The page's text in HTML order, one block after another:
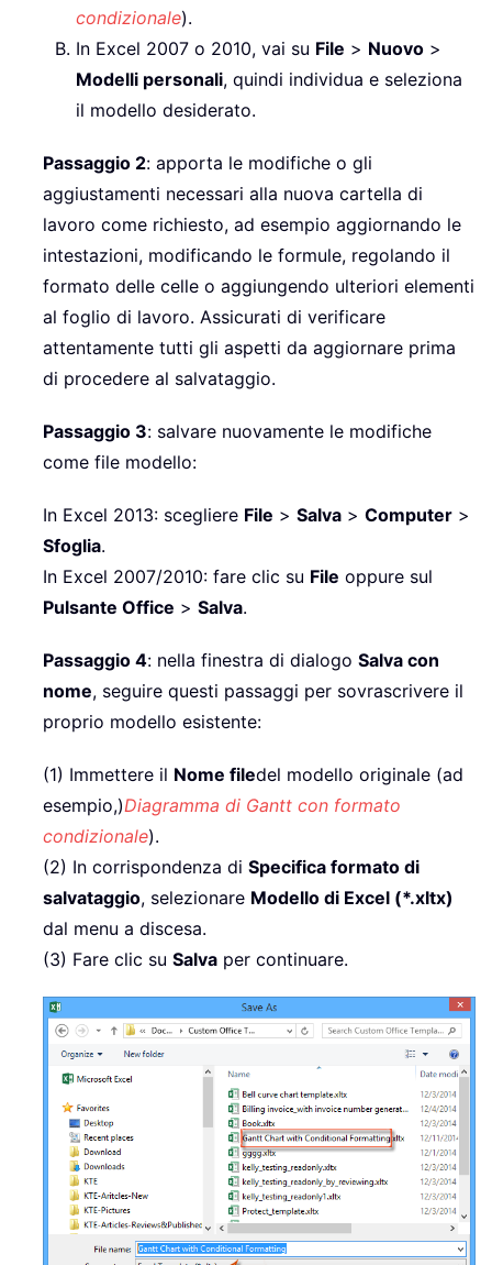
condizionale).
In Excel 2007 o 2010, vai su File > Nuovo >
Modelli personali, quindi individua e seleziona
il modello desiderato.
Passaggio 2: apporta le modifiche o gli
aggiustamenti necessari alla nuova cartella di
lavoro come richiesto, ad esempio aggiornando le
intestazioni, modificando le formule, regolando il
formato delle celle o aggiungendo ulteriori elementi
al foglio di lavoro. Assicurati di verificare
attentamente tutti gli aspetti da aggiornare prima
di procedere al salvataggio.
Passaggio 3: salvare nuovamente le modifiche
come file modello:
In Excel 2013: scegliere File > Salva > Computer >
Sfoglia.
In Excel 2007/2010: fare clic su File oppure sul
Pulsante Office > Salva.
Passaggio 4: nella finestra di dialogo Salva con
nome, seguire questi passaggi per sovrascrivere il
proprio modello esistente:
(1) Immettere il Nome filedel modello originale (ad
esempio,)Diagramma di Gantt con formato
condizionale).
(2) In corrispondenza di Specifica formato di
salvataggio, selezionare Modello di Excel (*.xltx)
dal menu a discesa.
(3) Fare clic su Salva per continuare.